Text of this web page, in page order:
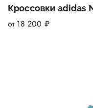
Кроссовки adidas
от 18 200 ₽